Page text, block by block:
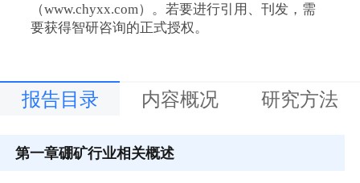
（www.chyxx.com）。若要进行引用、刊发，需
要获得智研咨询的正式授权。
报告目录 内容概况 研究方法
第一章硼矿行业相关概述